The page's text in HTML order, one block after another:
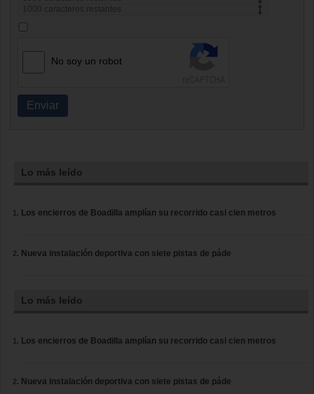
caracteres restantes
No soy un robot
Enviar
Lo más leído
Los encierros de Boadilla amplían su recorrido casi cien metros
Nueva instalación deportiva con siete pistas de páde
Lo más leído
Los encierros de Boadilla amplían su recorrido casi cien metros
Nueva instalación deportiva con siete pistas de páde